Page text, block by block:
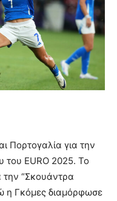
Πορτογαλία για την
του EURO 2025. Το
την “Σκουάντρα
η Γκόμες διαμόρφωσε